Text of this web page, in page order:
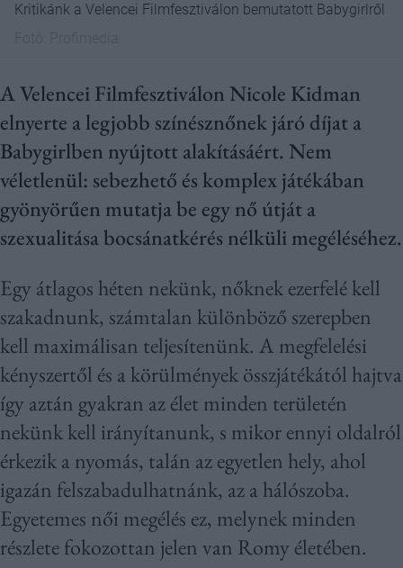
Kritikánk a Velencei Filmfesztiválon bemutatott Babygirlről
A Velencei Filmfesztiválon Nicole Kidman
elnyerte a legjobb színésznőnek járó díjat a
Babygirlben nyújtott alakításáért. Nem
véletlenül: sebezhető és komplex játékában
gyönyörűen mutatja be egy nő útját a
szexualitása bocsánatkérés nélküli megéléséhez.
Egy átlagos héten nekünk, nőknek ezerfelé kell
szakadnunk, számtalan különböző szerepben
kell maximálisan teljesítenünk. A megfelelési
kényszertől és a körülmények összjátékától hajtva
így aztán gyakran az élet minden területén
nekünk kell irányítanunk, s mikor ennyi oldalról
érkezik a nyomás, talán az egyetlen hely, ahol
igazán felszabadulhatnánk, az a hálószoba.
Egyetemes női megélés ez, melynek minden
részlete fokozottan jelen van Romy életében.